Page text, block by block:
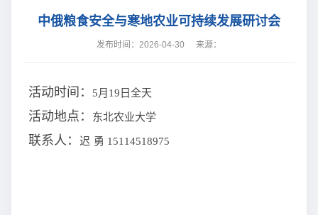
中俄粮食安全与寒地农业可持续发展研讨会
发布时间：2026-04-30 来源：
活动时间： 5月19日全天
活动地点： 东北农业大学
联系人： 迟 勇 15114518975